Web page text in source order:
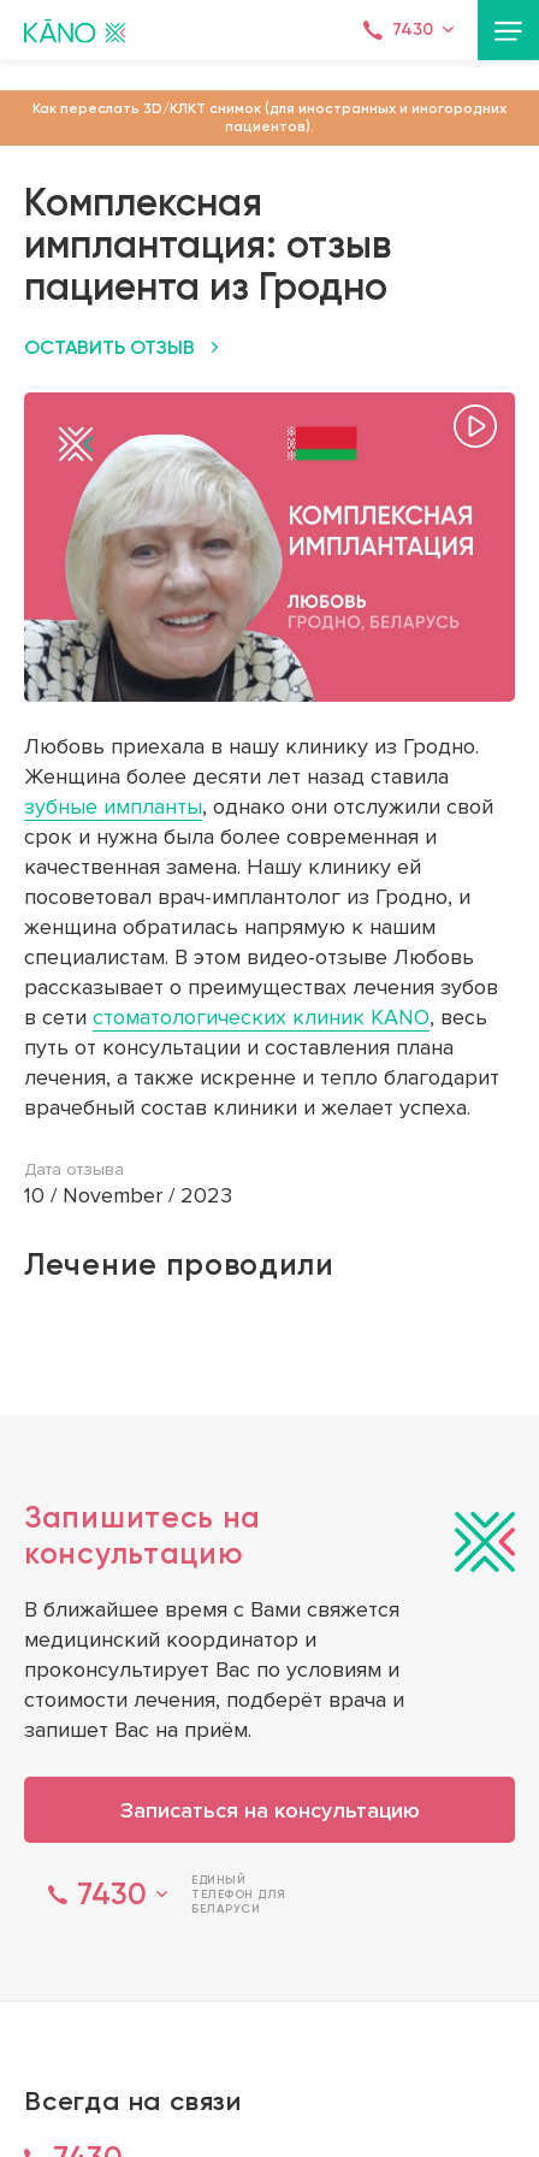
Как переслать 3D/КЛКТ снимок (для иностранных и иногородних
пациентов).
7430
Комплексная
имплантация: отзыв
пациента из Гродно
ОСТАВИТЬ ОТЗЫВ
Любовь приехала в нашу клинику из Гродно.
Женщина более десяти лет назад ставила
зубные импланты, однако они отслужили свой
срок и нужна была более современная и
качественная замена. Нашу клинику ей
посоветовал врач-имплантолог из Гродно, и
женщина обратилась напрямую к нашим
специалистам. В этом видео-отзыве Любовь
рассказывает о преимуществах лечения зубов
в сети стоматологических клиник KANO, весь
путь от консультации и составления плана
лечения, а также искренне и тепло благодарит
врачебный состав клиники и желает успеха.
Дата отзыва
10 / November / 2023
Лечение проводили
Запишитесь на
консультацию
В ближайшее время с Вами свяжется
медицинский координатор и
проконсультирует Вас по условиям и
стоимости лечения, подберёт врача и
запишет Вас на приём.
Записаться на консультацию
ЕДИНЫЙ
ТЕЛЕФОН ДЛЯ
БЕЛАРУСИ
7430
Всегда на связи